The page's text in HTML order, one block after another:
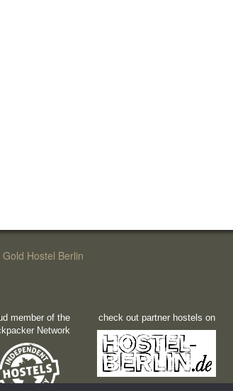
Hostel Berlin
member of the
Network
check out partner hostels on